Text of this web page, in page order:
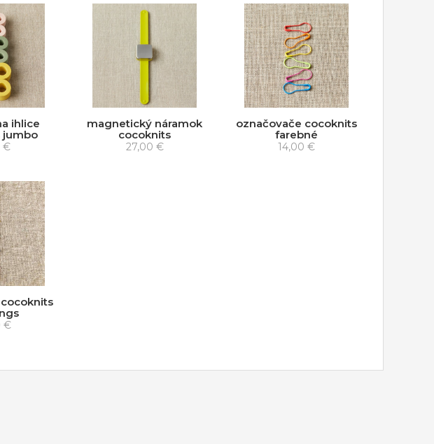
ihlice
jumbo
€
magnetický náramok
cocoknits
27,00 €
označovače cocoknits
farebné
14,00 €
€